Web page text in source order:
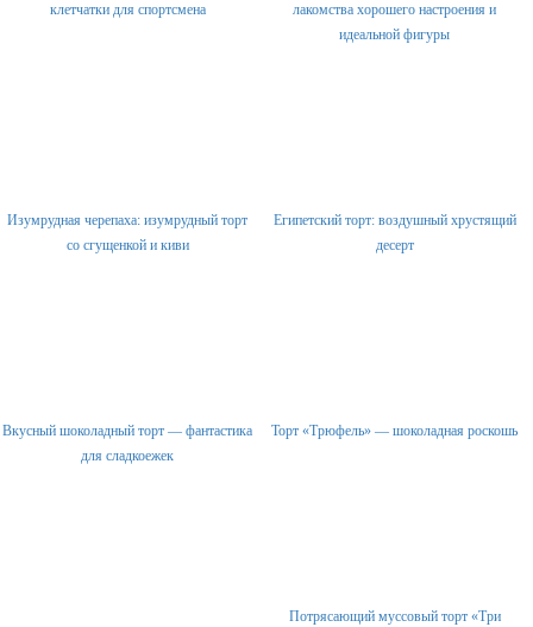
клетчатки для спортсмена
лакомства хорошего настроения и
идеальной фигуры
Изумрудная черепаха: изумрудный торт
со сгущенкой и киви
Египетский торт: воздушный хрустящий
десерт
Вкусный шоколадный торт — фантастика
для сладкоежек
Торт «Трюфель» — шоколадная роскошь
Потрясающий муссовый торт «Три